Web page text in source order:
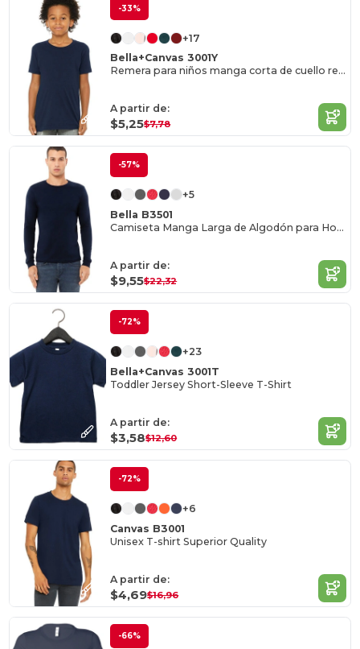
-33%
+17
Bella+Canvas 3001Y
Remera para niños manga corta de cuello redondo Jersey
A partir de:
$5,25$7,78
-57%
+5
Bella B3501
Camiseta Manga Larga de Algodón para Hombre
A partir de:
$9,55$22,32
-72%
+23
Bella+Canvas 3001T
Toddler Jersey Short-Sleeve T-Shirt
A partir de:
$3,58$12,60
-72%
+6
Canvas B3001
Unisex T-shirt Superior Quality
A partir de:
$4,69$16,96
-66%